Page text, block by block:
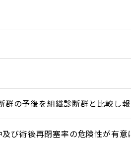
の予後を組織診断群と比較し
び術後再閉塞率の危険性が有意